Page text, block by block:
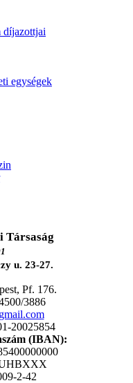
díjazottjai
egységek
Társaság
u. 23-27.
Pf. 176.
3886
20025854
(IBAN):
2-42